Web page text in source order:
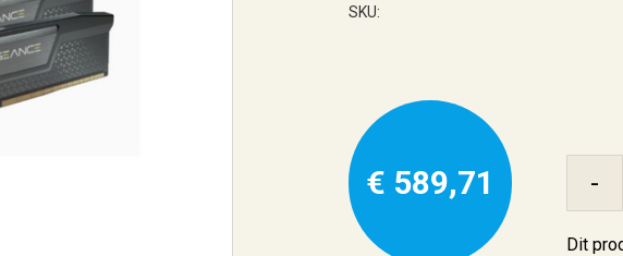
SKU:
€ 589,71 -
Dit